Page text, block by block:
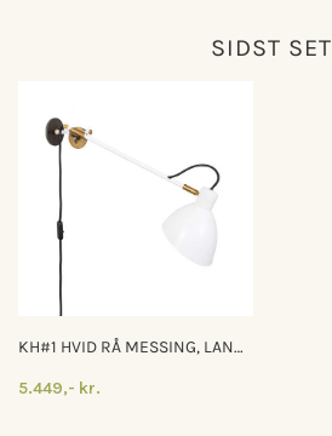
SIDST SET
KH#1 HVID RÅ MESSING, LANG
5.449,- kr.